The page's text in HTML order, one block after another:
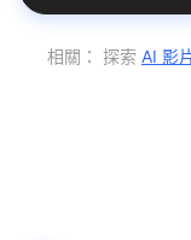
相關： 探索 AI 影